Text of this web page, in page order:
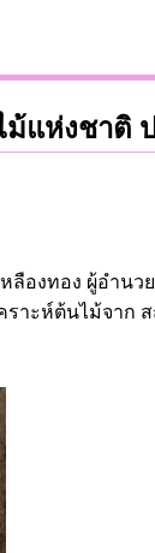
แห่งชาติ ป
ลืองทอง ผู้อำ
ราะห์ต้นไม้จา